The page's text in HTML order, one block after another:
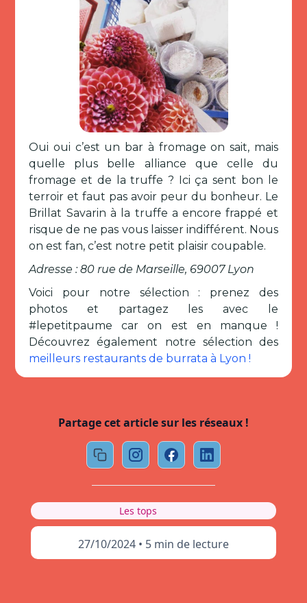
Oui oui c’est un bar à fromage on sait, mais
quelle plus belle alliance que celle du
fromage et de la truffe ? Ici ça sent bon le
terroir et faut pas avoir peur du bonheur. Le
Brillat Savarin à la truffe a encore frappé et
risque de ne pas vous laisser indifférent. Nous
on est fan, c’est notre petit plaisir coupable.
Adresse : 80 rue de Marseille, 69007 Lyon
Voici pour notre sélection : prenez des
photos et partagez les avec le
#lepetitpaume car on est en manque !
Découvrez également notre sélection des
meilleurs restaurants de burrata à Lyon !
Partage cet article sur les réseaux !
Les tops
27/10/2024 • 5 min de lecture